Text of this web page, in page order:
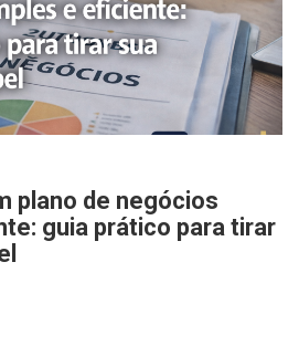
plano de negócios
guia prático para tirar